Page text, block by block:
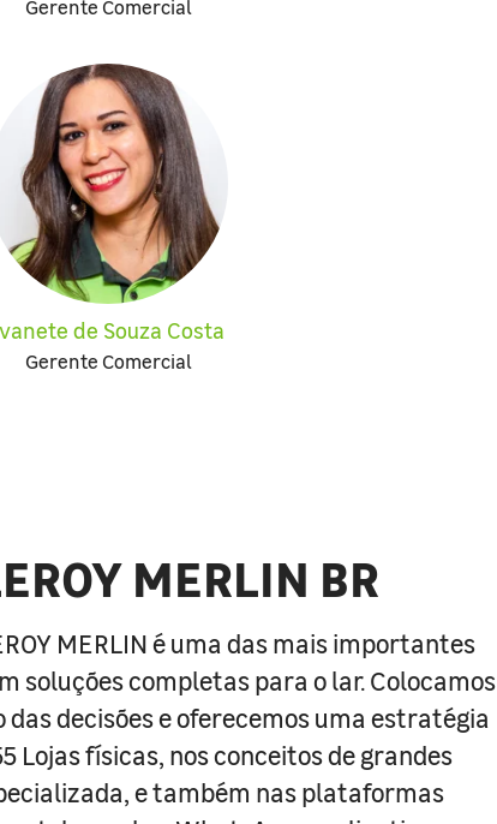
Gerente Comercial
de Souza Costa
Gerente Comercial
MERLIN BR
MERLIN é uma das mais importantes
soluções completas para o lar. Colocamos
decisões e oferecemos uma estratégia
Lojas físicas, nos conceitos de grandes
e também nas plataformas